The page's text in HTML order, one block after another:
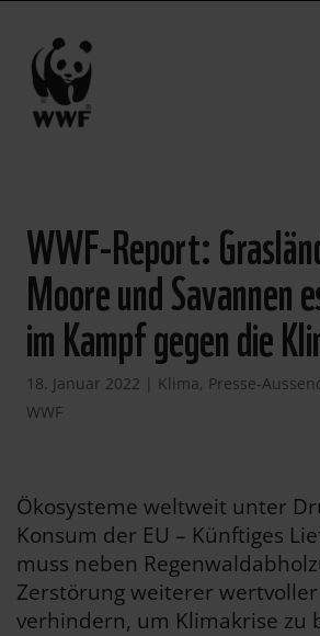
WWF-Report:
Moore und Savannen
im Kampf gegen die
18. Januar 2022 | Klima, Presse-
WWF
Ökosysteme weltweit unter
Konsum der EU – Künftiges
muss neben
Zerstörung weiterer
verhindern, um Klimakrise zu